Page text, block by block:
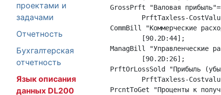
проектами и
задачами
Отчетность
Бухгалтерская
отчетность
Язык описания
данных DL200
GrossPrft "Валовая прибыль"=
CommBill "Коммерческие
ManagBill "Управленческие
PrftOrLossSold "Прибыль
PrcntToGet "Проценты к